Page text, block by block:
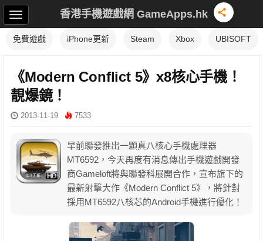
香港手機遊戲網 GameApps.hk
免費遊戲 iPhone更新 Steam Xbox UBISOFT
《Modern Conflict 5》x8核心手機！
靚爆鏡！
2013-11-19 7533
早前聯發推出一顆真八核心手機處理器
MT6592，今天再度有消息傳出手機遊戲開發
商Gameloft將與聯發科展開合作，宣布旗下的
最新射擊大作《Modern Conflict 5》，將針對
採用MT6592八核芯的Andr​​oid手機進行優化！